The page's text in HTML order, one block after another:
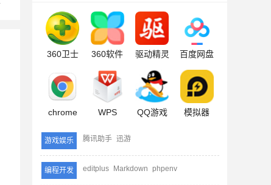
360卫士 360软件 驱动精灵 百度网盘
chrome WPS QQ游戏 模拟器
游戏娱乐 腾讯助手 迅游
编程开发 editplus Markdown phpenv